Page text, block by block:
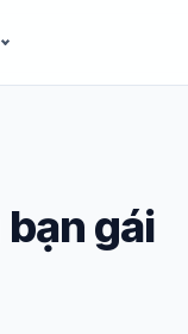
gái